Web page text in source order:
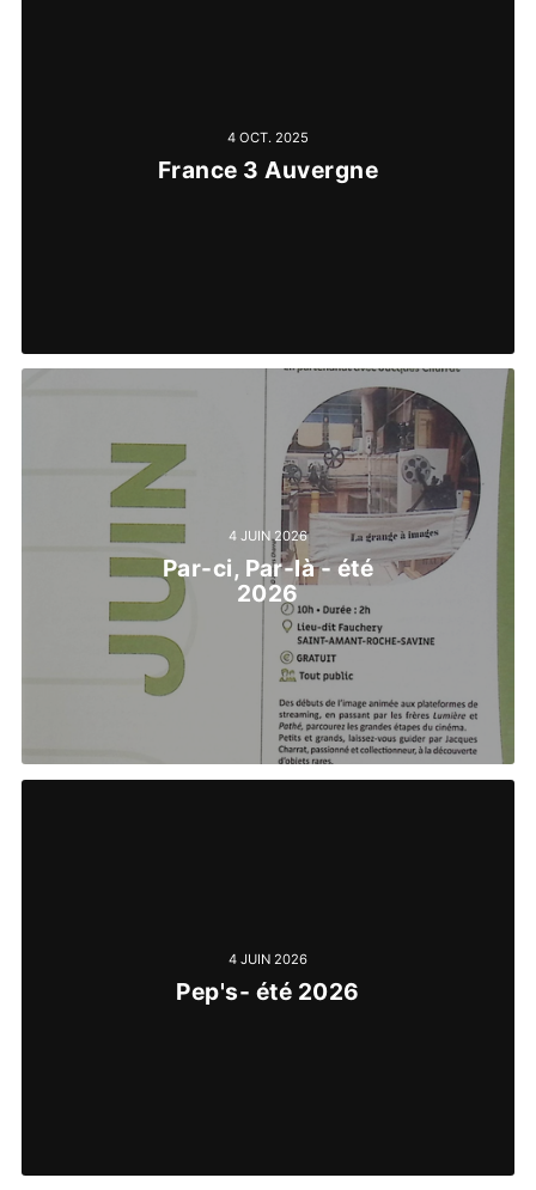
4 OCT. 2025
France 3 Auvergne
4 JUIN 2026
Par-ci, Par-là - été
2026
4 JUIN 2026
Pep's- été 2026